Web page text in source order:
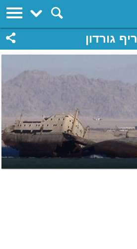
ריף גורדון